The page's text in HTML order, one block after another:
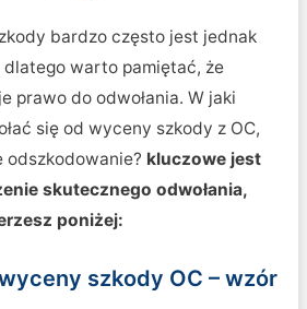
bardzo często jest jednak
dlatego warto pamiętać, że
prawo do odwołania. W jaki
się od wyceny szkody z OC,
odszkodowanie? kluczowe jest
skutecznego odwołania,
poniżej:
szkody OC – wzór